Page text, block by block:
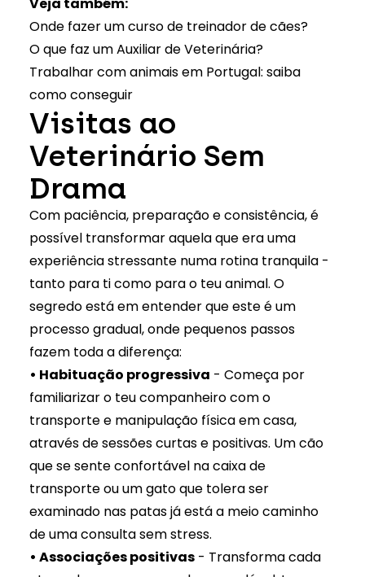
Onde fazer um curso de treinador de cães?
O que faz um Auxiliar de Veterinária?
Trabalhar com animais em Portugal: saiba
como conseguir
Visitas ao
Veterinário Sem
Drama
Com paciência, preparação e consistência, é
possível transformar aquela que era uma
experiência stressante numa rotina tranquila -
tanto para ti como para o teu animal. O
segredo está em entender que este é um
processo gradual, onde pequenos passos
fazem toda a diferença:
• Habituação progressiva - Começa por
familiarizar o teu companheiro com o
transporte e manipulação física em casa,
através de sessões curtas e positivas. Um cão
que se sente confortável na caixa de
transporte ou um gato que tolera ser
examinado nas patas já está a meio caminho
de uma consulta sem stress.
• Associações positivas- Transforma cada